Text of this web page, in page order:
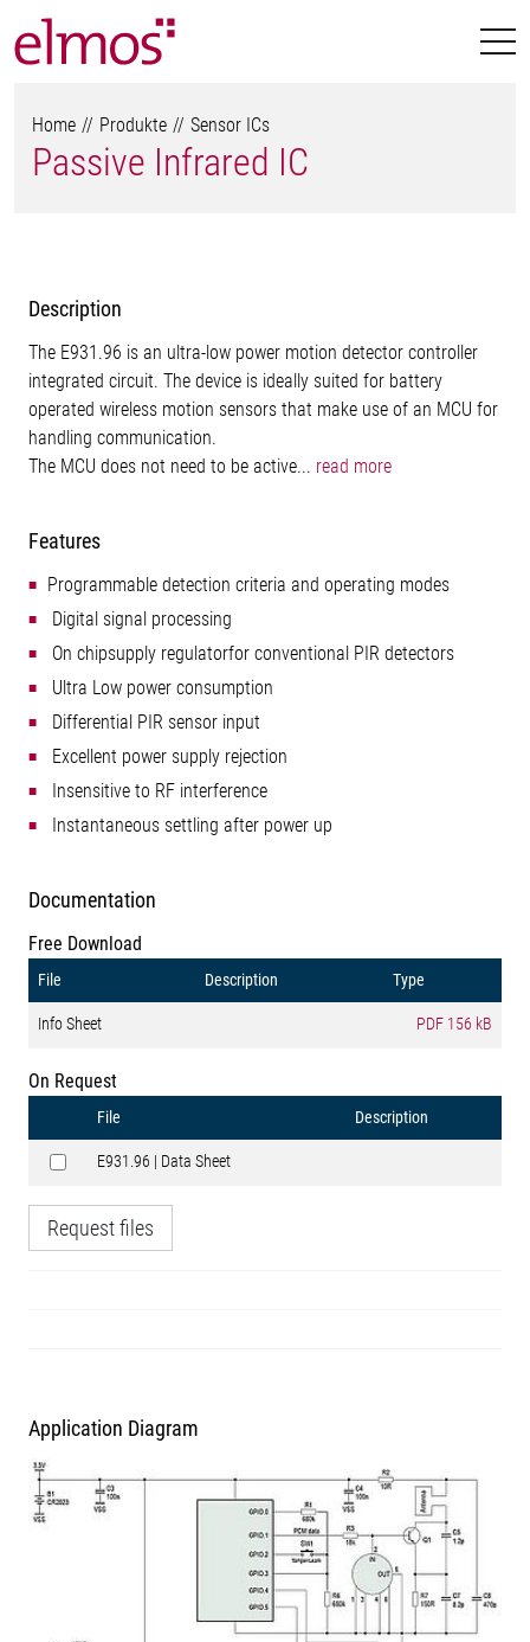
Home Produkte Sensor ICs
Passive Infrared IC
Description
The E931.96 is an ultra-low power motion detector controller
integrated circuit. The device is ideally suited for battery
operated wireless motion sensors that make use of an MCU for
handling communication.
The MCU does not need to be active... read more
Features
Programmable detection criteria and operating modes
 Digital signal processing
 On chipsupply regulatorfor conventional PIR detectors
 Ultra Low power consumption
 Differential PIR sensor input
 Excellent power supply rejection
 Insensitive to RF interference
 Instantaneous settling after power up
Documentation
Free Download
File Description Type
Info Sheet PDF 156 kB
On Request
File Description
E931.96 | Data Sheet
Request files
Application Diagram